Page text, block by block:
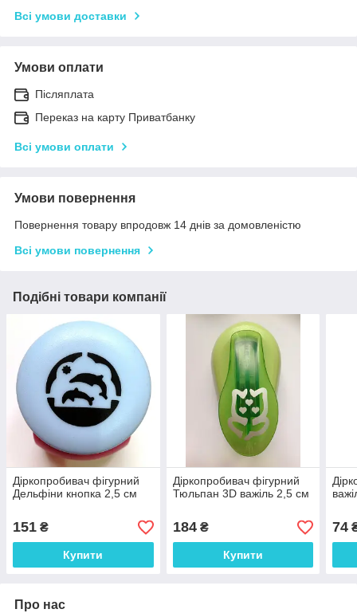
Всі умови доставки
Умови оплати
Післяплата
Переказ на карту Приватбанку
Всі умови оплати
Умови повернення
Повернення товару впродовж 14 днів за домовленістю
Всі умови повернення
Подібні товари компанії
Діркопробивач фігурний
Дельфіни кнопка 2,5 см
151 ₴
Купити
Діркопробивач фігурний
Тюльпан 3D важіль 2,5 см
184₴
Купити
74
Про нас